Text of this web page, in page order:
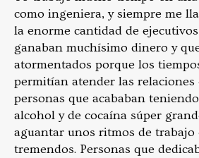
como ingeniera, y siempre me
la enorme cantidad de
ganaban muchísimo dinero y
atormentados porque los
permitían atender las relaciones
personas que acababan
alcohol y de cocaína súper
aguantar unos ritmos de trabajo
tremendos. Personas que